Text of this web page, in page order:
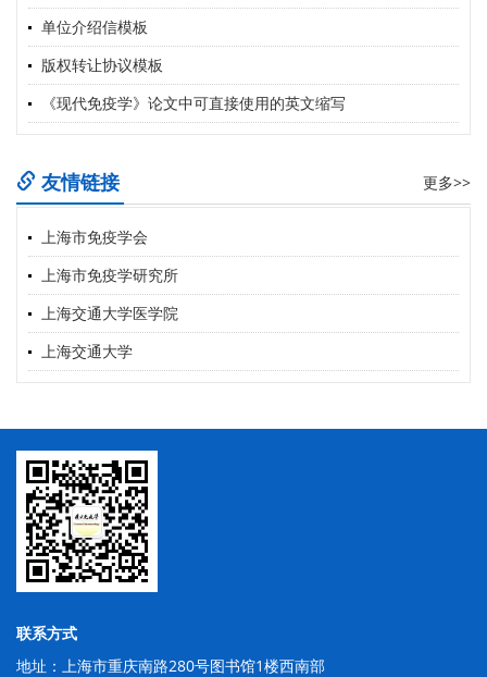
单位介绍信模板
版权转让协议模板
《现代免疫学》论文中可直接使用的英文缩写
友情链接 更多>>
上海市免疫学会
上海市免疫学研究所
上海交通大学医学院
上海交通大学
联系方式
地址：上海市重庆南路280号图书馆1楼西南部